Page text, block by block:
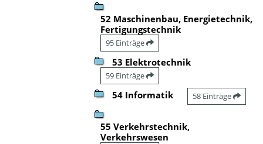
52 Maschinenbau, Energietechnik,
Fertigungstechnik
95 Einträge
53 Elektrotechnik
59 Einträge
54 Informatik 58 Einträge
55 Verkehrstechnik,
Verkehrswesen